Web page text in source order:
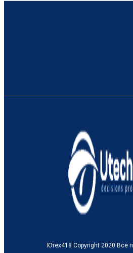
Ютех418 Copyright 2020 Все